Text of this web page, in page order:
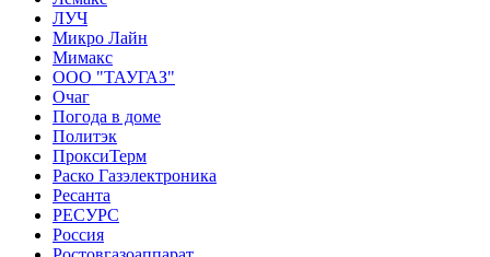
ЛУЧ
Микро Лайн
Мимакс
ООО "ТАУГАЗ"
Очаг
Погода в доме
Политэк
ПроксиТерм
Раско Газэлектроника
Ресанта
РЕСУРС
Россия